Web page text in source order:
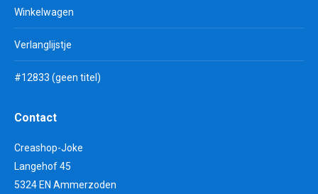
Winkelwagen
Verlanglijstje
#12833 (geen titel)
Contact
Creashop-Joke
Langehof 45
5324 EN Ammerzoden